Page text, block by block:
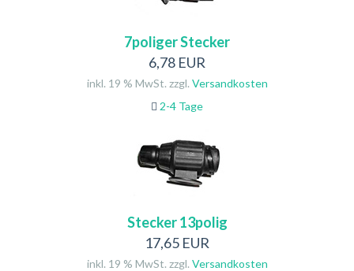
7poliger Stecker
6,78 EUR
inkl. 19 % MwSt. zzgl. Versandkosten
2-4 Tage
Stecker 13polig
17,65 EUR
inkl. 19 % MwSt. zzgl. Versandkosten